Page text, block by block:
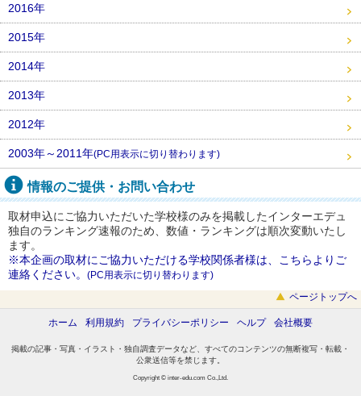
2016年
2015年
2014年
2013年
2012年
2003年～2011年(PC用表示に切り替わります)
情報のご提供・お問い合わせ
取材申込にご協力いただいた学校様のみを掲載したインターエデュ
独自のランキング速報のため、数値・ランキングは順次変動いたし
ます。
※本企画の取材にご協力いただける学校関係者様は、こちらよりご
連絡ください。 (PC用表示に切り替わります)
ページトップへ
ホーム 利用規約 プライバシーポリシー ヘルプ 会社概要
掲載の記事・写真・イラスト・独自調査データなど、すべてのコンテンツの無断複写・転載・
公衆送信等を禁じます。
Copyright © inter-edu.com Co.,Ltd.